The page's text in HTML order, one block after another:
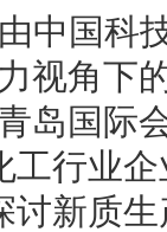
中国科
视角下
岛国际
工行业
讨新质